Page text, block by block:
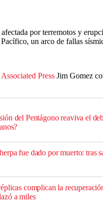
por terremotos y
un arco de fallas
Press Jim Gomez
del Pentágono reaviva el
fue dado por muerto: tras
complican la
a miles